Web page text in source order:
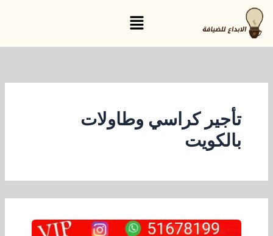
تخطي
إلى
المحتوى
القائمة
تأجير كراسي وطاولات
بالكويت